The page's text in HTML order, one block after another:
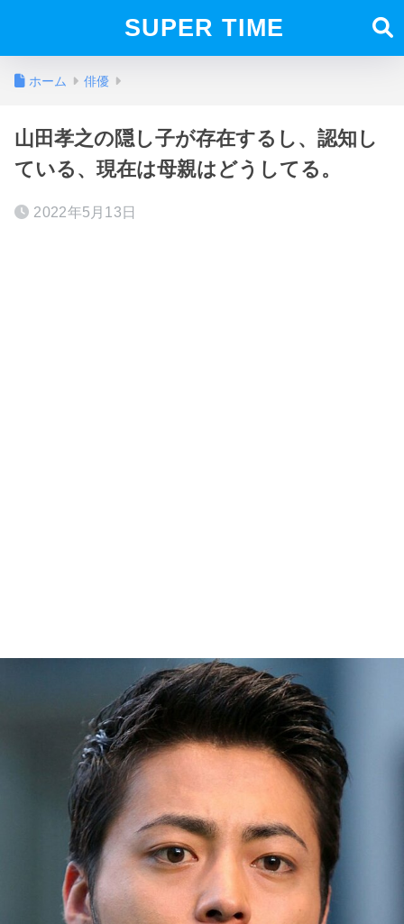
SUPER TIME
ホーム 俳優
山田孝之の隠し子が存在するし、認知し
ている、現在は母親はどうしてる。
2022年5月13日